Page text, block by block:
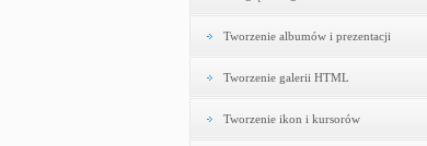
Tworzenie albumów i prezentacji
Tworzenie galerii HTML
Tworzenie ikon i kursorów